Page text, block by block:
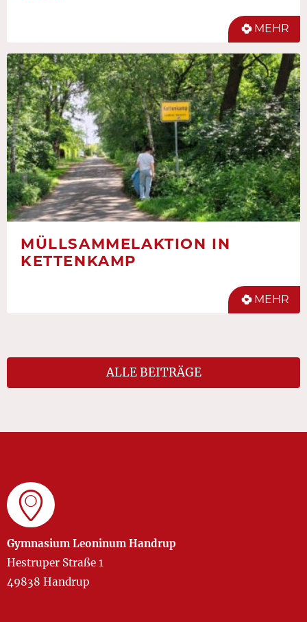
MEHR
MÜLLSAMMELAKTION IN
KETTENKAMP
MEHR
ALLE BEITRÄGE
Gymnasium Leoninum Handrup
Hestruper Straße 1
49838 Handrup